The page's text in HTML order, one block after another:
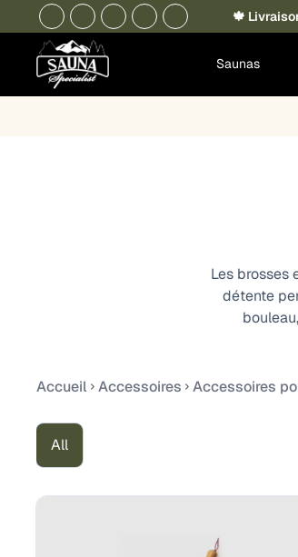
🍁
Saunas
Les brosses
détente
Accueil Accessoires Accessoires
All